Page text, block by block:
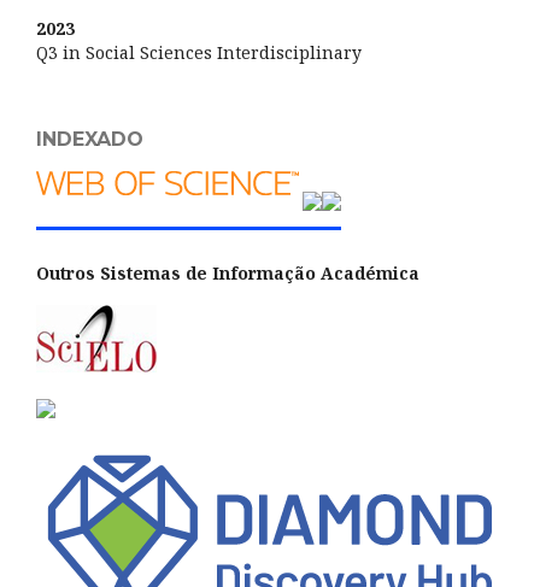
2023
Q3 in Social Sciences Interdisciplinary
INDEXADO
Outros Sistemas de Informação Académica